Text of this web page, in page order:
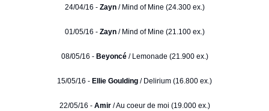
24/04/16 - Zayn / Mind of Mine (24.300 ex.)
01/05/16 - Zayn / Mind of Mine (21.100 ex.)
08/05/16 - Beyoncé / Lemonade (21.900 ex.)
15/05/16 - Ellie Goulding / Delirium (16.800 ex.)
22/05/16 - Amir / Au coeur de moi (19.000 ex.)